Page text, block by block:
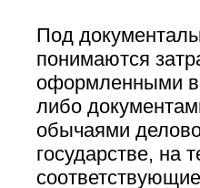
Под
понимаются
оформленными в
либо
обычаями
государстве, на